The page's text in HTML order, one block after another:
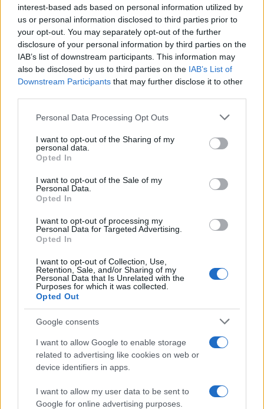
interest-based ads based on personal information utilized by
us or personal information disclosed to third parties prior to
your opt-out. You may separately opt-out of the further
disclosure of your personal information by third parties on the
IAB’s list of downstream participants. This information may
also be disclosed by us to third parties on the IAB’s List of
Downstream Participants that may further disclose it to other
Please note that this website/app uses one or more Google
not limited to your visit or usage behaviour. You may click to
grant or deny consent to Google and its third-party tags to
use your data for below specified purposes in below Google
consent section.
Personal Data Processing Opt Outs
I want to opt-out of the Sharing of my
personal data.
Opted In
I want to opt-out of the Sale of my
Personal Data.
Opted In
I want to opt-out of processing my
Personal Data for Targeted Advertising.
Opted In
I want to opt-out of Collection, Use,
Retention, Sale, and/or Sharing of my
Personal Data that Is Unrelated with the
Purposes for which it was collected.
Opted Out
Google consents
I want to allow Google to enable storage
related to advertising like cookies on web or
device identifiers in apps.
I want to allow my user data to be sent to
Google for online advertising purposes.
Continua a leggere
NEWS